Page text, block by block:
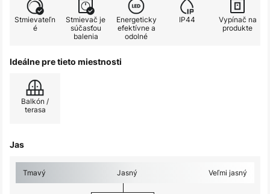
Stmievateľn
é
Stmievač je
súčasťou
balenia
Energeticky
efektívne a
odolné
IP44
Vypínač na
produkte
Ideálne pre tieto miestnosti
Balkón /
terasa
Jas
Tmavý Jasný Veľmi jasný